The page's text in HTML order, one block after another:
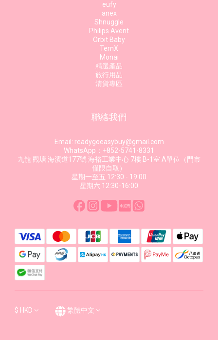
eufy
anex
Shnuggle
Philips Avent
Orbit Baby
TernX
Monai
精選產品
旅行用品
清貨專區
聯絡我們
Email: readygoeasybuy@gmail.com
WhatsApp：+852-5741-8331
九龍 觀塘 海濱道177號 海裕工業中心 7樓 B-1室 A單位（門市
僅限自取）
星期一至五 12:30 - 19:00
星期六 12:30-16:00
$ HKD 繁體中文